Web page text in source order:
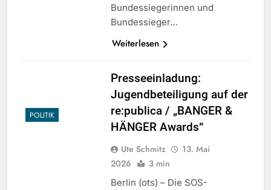
Bundessiegerinnen und
Bundessieger…
Weiterlesen
POLITIK
Presseeinladung:
Jugendbeteiligung auf der
re:publica / „BANGER &
HÄNGER Awards“
Ute Schmitz
13. Mai
2026
3 min
Berlin (ots) – Die SOS-